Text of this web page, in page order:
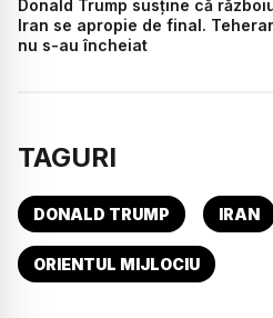
Donald Trump susține că
Iran se apropie de final.
nu s-au încheiat
TAGURI
DONALD TRUMP IRAN
ORIENTUL MIJLOCIU